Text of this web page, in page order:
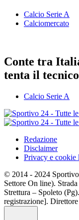
Calcio Serie A
Calciomercato
Conte tra
tenta il
Calcio Serie A
Redazione
Disclaimer
Privacy e cookie
© 2014 - 2024
Settore On line).
Strettura – Spoleto
registrazione].